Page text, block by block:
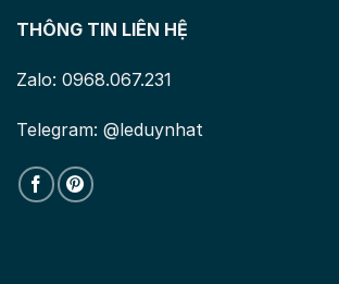
THÔNG TIN LIÊN HỆ
Zalo: 0968.067.231
Telegram: @leduynhat